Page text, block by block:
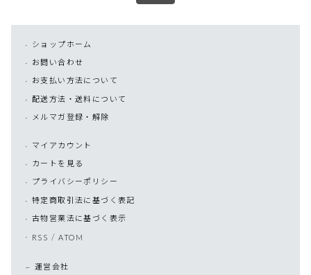
ショップホーム
お問い合わせ
お支払い方法について
配送方法・送料について
メルマガ登録・解除
マイアカウント
カートを見る
プライバシーポリシー
特定商取引法に基づく表記
古物営業法に基づく表示
RSS /ATOM
運営会社